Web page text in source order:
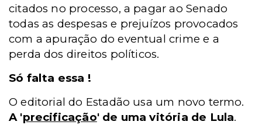
citados no processo, a pagar ao Senado
todas as despesas e prejuízos provocados
com a apuração do eventual crime e a
perda dos direitos políticos.
Só falta essa !
O editorial do Estadão usa um novo termo.
A 'precificação' de uma vitória de Lula.